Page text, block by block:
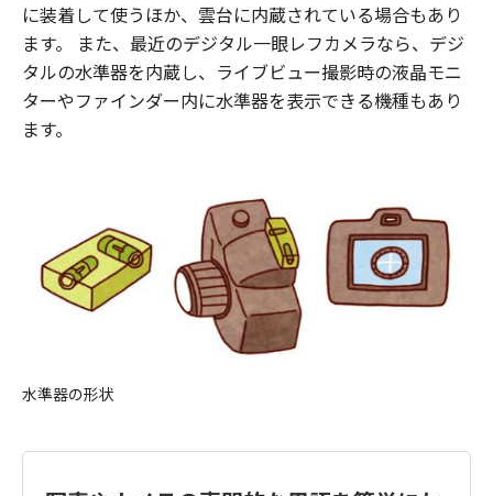
に装着して使うほか、雲台に内蔵されている場合もあり
ます。 また、最近のデジタル一眼レフカメラなら、デジ
タルの水準器を内蔵し、ライブビュー撮影時の液晶モニ
ターやファインダー内に水準器を表示できる機種もあり
ます。
水準器の形状